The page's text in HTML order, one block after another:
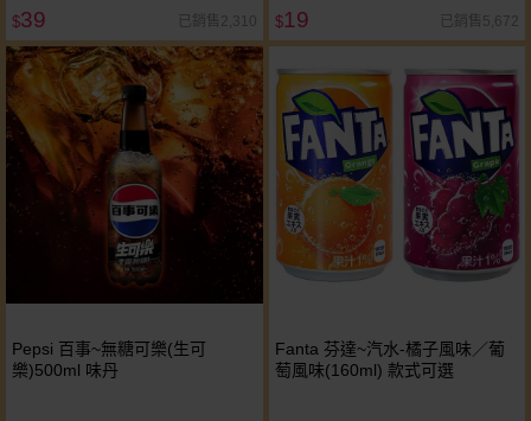
$39 已銷售2,310 $19 已銷售5,672
Pepsi 百事~無糖可樂(生可
樂)500ml 味丹
Fanta 芬達~汽水-橘子風味／葡
萄風味(160ml) 款式可選